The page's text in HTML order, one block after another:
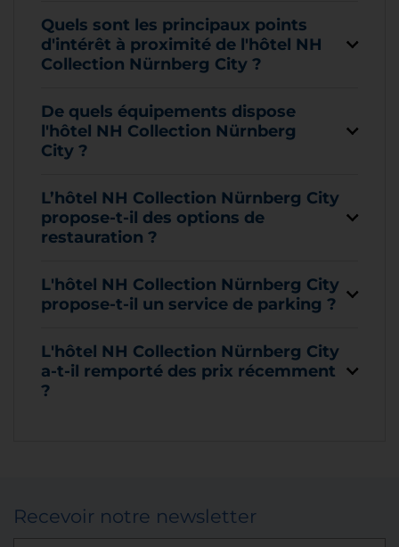
Quels sont les principaux points
d'intérêt à proximité de l'hôtel NH
Collection Nürnberg City ?
De quels équipements dispose
l'hôtel NH Collection Nürnberg
City ?
L’hôtel NH Collection Nürnberg City
propose-t-il des options de
restauration ?
L'hôtel NH Collection Nürnberg City
propose-t-il un service de parking ?
L'hôtel NH Collection Nürnberg City
a-t-il remporté des prix récemment
?
Recevoir notre newsletter